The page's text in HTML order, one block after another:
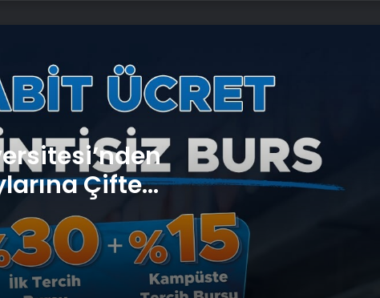
Çifte
Ücret ve
Duruşmasına Çevrildi
Boşanma Sürecinde Doğru Strateji
Eşya Depolama Rehberi Ümraniye
Ortopodoloji İle Diyabetik Ayak
Yarası Tedavisi